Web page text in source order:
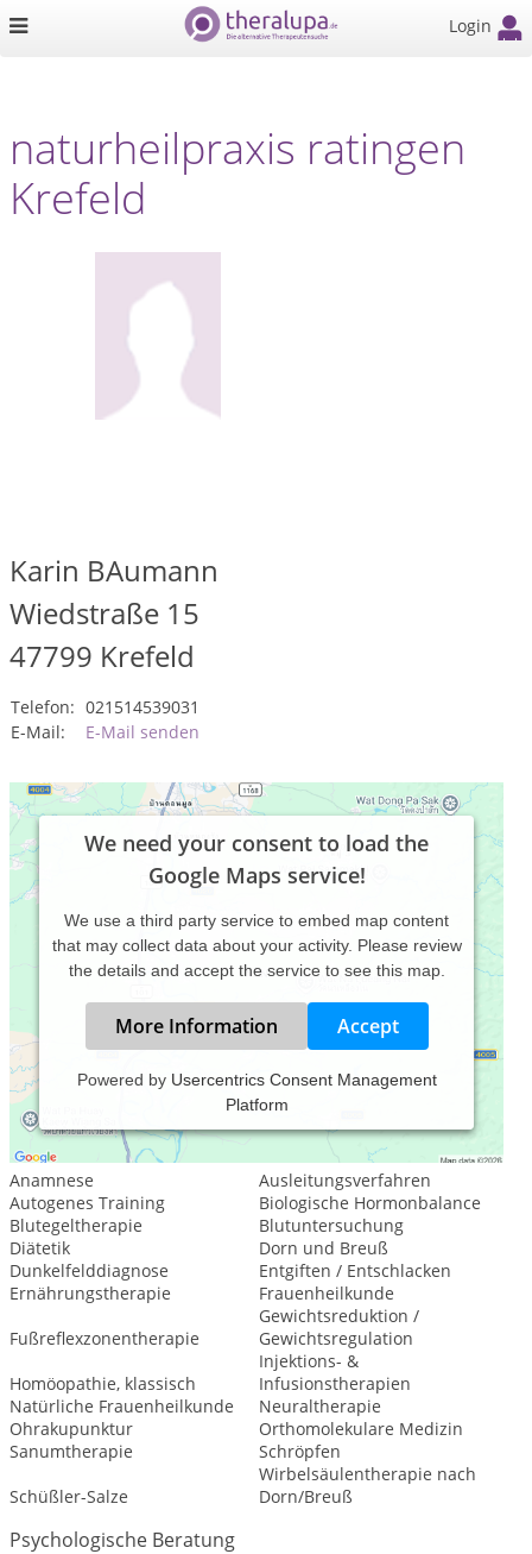
Login
naturheilpraxis ratingen
Krefeld
Karin BAumann
Wiedstraße 15
47799 Krefeld
Telefon: 021514539031
E-Mail:
E-Mail senden
We need your consent to load the
Google Maps service!
We use a third party service to embed map content
that may collect data about your activity. Please review
the details and accept the service to see this map.
More Information Accept
Powered by Usercentrics Consent Management
Platform
Leistungsspektrum:
Traditionelle und komplementäre Medizin, Heilkunde
Anamnese
Ausleitungsverfahren
Autogenes Training
Biologische Hormonbalance
Blutegeltherapie
Blutuntersuchung
Diätetik
Dorn und Breuß
Dunkelfelddiagnose
Entgiften / Entschlacken
Ernährungstherapie
Frauenheilkunde
Fußreflexzonentherapie
Gewichtsreduktion /
Gewichtsregulation
Homöopathie, klassisch
Injektions- &
Infusionstherapien
Natürliche Frauenheilkunde
Neuraltherapie
Ohrakupunktur
Orthomolekulare Medizin
Sanumtherapie
Schröpfen
Schüßler-Salze
Wirbelsäulentherapie nach
Dorn/Breuß
Psychologische Beratung